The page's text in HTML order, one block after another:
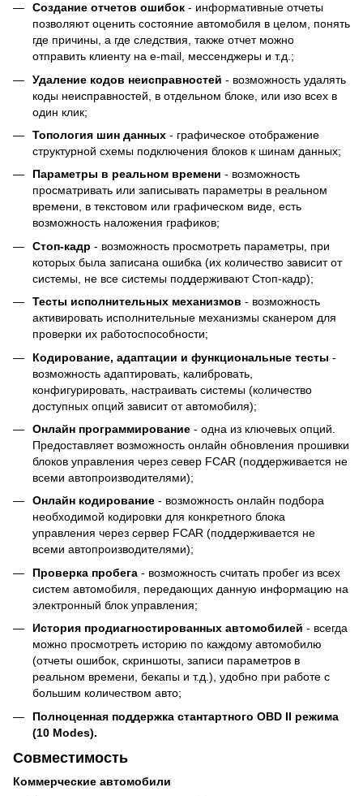
Создание отчетов ошибок - информативные отчеты
позволяют оценить состояние автомобиля в целом, понять
где причины, а где следствия, также отчет можно
отправить клиенту на e-mail, мессенджеры и т.д.;
Удаление кодов неисправностей - возможность удалять
коды неисправностей, в отдельном блоке, или изо всех в
один клик;
Топология шин данных - графическое отображение
структурной схемы подключения блоков к шинам данных;
Параметры в реальном времени - возможность
просматривать или записывать параметры в реальном
времени, в текстовом или графическом виде, есть
возможность наложения графиков;
Cтоп-кадр - возможность просмотреть параметры, при
которых была записана ошибка (их количество зависит от
системы, не все системы поддерживают Стоп-кадр);
Тесты исполнительных механизмов - возможность
активировать исполнительные механизмы сканером для
проверки их работоспособности;
Кодирование, адаптации и функциональные тесты -
возможность адаптировать, калибровать,
конфигурировать, настраивать системы (количество
доступных опций зависит от автомобиля);
Онлайн программирование - одна из ключевых опций.
Предоставляет возможность онлайн обновления прошивки
блоков управления через север FCAR (поддерживается не
всеми автопроизводителями);
Онлайн кодирование - возможность онлайн подбора
необходимой кодировки для конкретного блока
управления через сервер FCAR (поддерживается не
всеми автопроизводителями);
Проверка пробега - возможность считать пробег из всех
систем автомобиля, передающих данную информацию на
электронный блок управления;
История продиагностированных автомобилей - всегда
можно просмотреть историю по каждому автомобилю
(отчеты ошибок, скриншоты, записи параметров в
реальном времени, бекапы и т.д.), удобно при работе с
большим количеством авто;
Полноценная поддержка стантартного OBD II режима
(10 Modes).
Совместимость
Коммерческие автомобили